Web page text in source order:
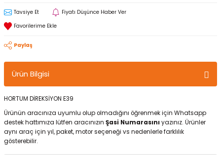
Tavsiye Et Fiyatı Düşünce Haber Ver
Paylaş
Ürün Bilgisi
HORTUM DİREKSİYON E39
Ürünün aracınıza uyumlu olup olmadığını öğrenmek için Whatsapp
destek hattımıza lütfen aracınızın Şasi Numarasını yazınız. Ürünler
aynı araç için yıl, paket, motor seçeneği vs nedenlerle farklılık
gösterebilir.